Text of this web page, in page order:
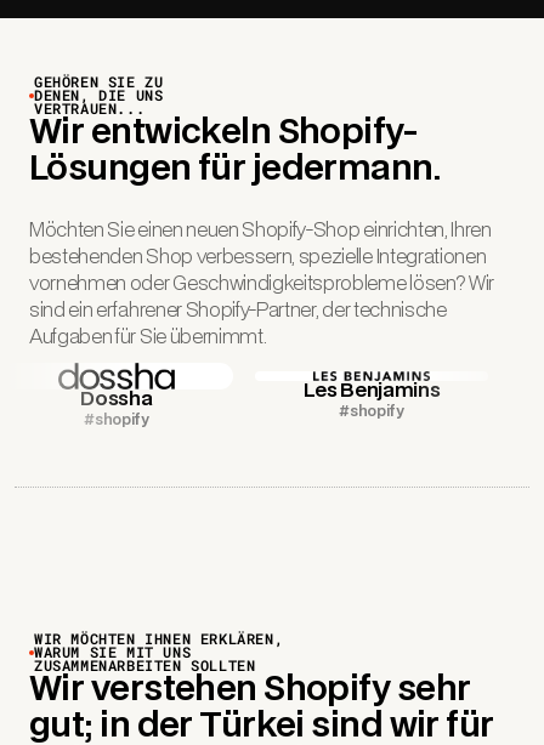
GEHÖREN SIE ZU
DENEN, DIE UNS
VERTRAUEN...
Wir entwickeln Shopify-
Lösungen für jedermann.
Möchten Sie einen neuen Shopify-Shop einrichten, Ihren
bestehenden Shop verbessern, spezielle Integrationen
vornehmen oder Geschwindigkeitsprobleme lösen? Wir
sind ein erfahrener Shopify-Partner, der technische
Aufgaben für Sie übernimmt.
Dossha
#shopify
Les Benjamins
#shopify
WIR MÖCHTEN IHNEN ERKLÄREN,
WARUM SIE MIT UNS
ZUSAMMENARBEITEN SOLLTEN
Wir verstehen Shopify sehr
gut; in der Türkei sind wir für